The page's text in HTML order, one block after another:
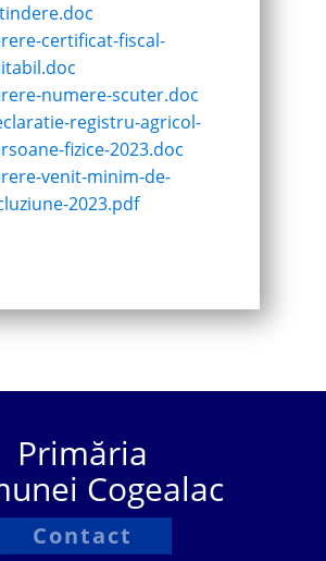
certificat-fiscal-
numere-scuter.doc
registru-agricol-
fizice-2023.doc
venit-minim-de-
2023.pdf
Primăria
Cogealac
Contact